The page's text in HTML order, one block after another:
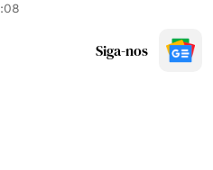
Siga-nos